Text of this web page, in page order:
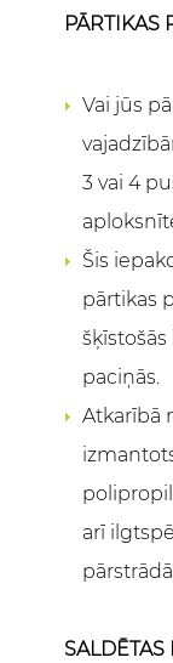
PĀRTIKAS
Vai jūs
3 vai 4
Šis
pārtikas
paciņās.
Atkarībā
arī
SALDĒTAS